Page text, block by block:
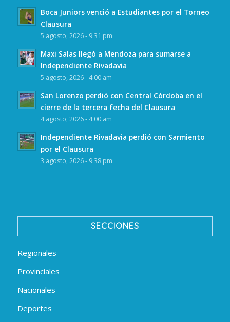
Boca Juniors venció a Estudiantes por el Torneo
Clausura
5 agosto, 2026 - 9:31 pm
Maxi Salas llegó a Mendoza para sumarse a
Independiente Rivadavia
5 agosto, 2026 - 4:00 am
San Lorenzo perdió con Central Córdoba en el
cierre de la tercera fecha del Clausura
4 agosto, 2026 - 4:00 am
Independiente Rivadavia perdió con Sarmiento
por el Clausura
3 agosto, 2026 - 9:38 pm
SECCIONES
Regionales
Provinciales
Nacionales
Deportes